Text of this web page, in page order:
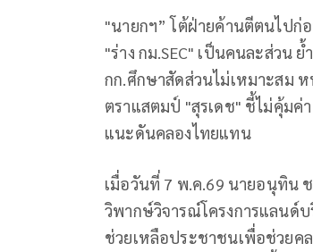
"นายกฯ” โต้ฝ่ายค้านตีตนไปก่
"ร่าง กม.SEC" เป็นคนละส่วน
กก.ศึกษาสัดส่วนไม่เหมาะสม
ตราแสตมป์ "สุรเดช" ชี้ไม่คุ้มค่
แนะดันคลองไทยแทน
เมื่อวันที่ 7 พ.ค.69 นายอนุทิน
วิพากษ์วิจารณ์โครงการแลนด์
ช่วยเหลือประชาชนเพื่อช่วยค